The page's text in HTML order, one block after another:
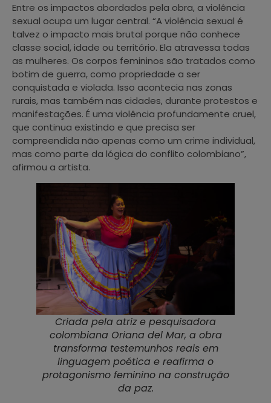
Entre os impactos abordados pela obra, a violência
sexual ocupa um lugar central. “A violência sexual é
talvez o impacto mais brutal porque não conhece
classe social, idade ou território. Ela atravessa todas
as mulheres. Os corpos femininos são tratados como
botim de guerra, como propriedade a ser
conquistada e violada. Isso acontecia nas zonas
rurais, mas também nas cidades, durante protestos e
manifestações. É uma violência profundamente cruel,
que continua existindo e que precisa ser
compreendida não apenas como um crime individual,
mas como parte da lógica do conflito colombiano”,
afirmou a artista.
Criada pela atriz e pesquisadora
colombiana Oriana del Mar, a obra
transforma testemunhos reais em
linguagem poética e reafirma o
protagonismo feminino na construção
da paz.